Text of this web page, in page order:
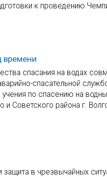
к проведению
времени
спасания на водах
спасательной
по спасению на
Советского района г.
в чрезвычайных